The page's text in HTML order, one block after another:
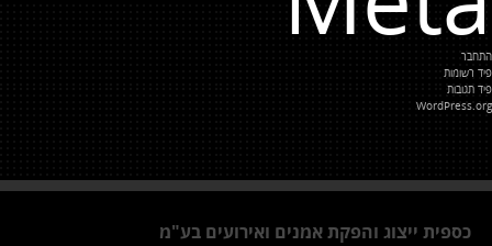
התחבר
פיד רשומות
פיד תגובות
WordPress.org
כספית ייצוג והפקת אמנים ואירועים בע"מ